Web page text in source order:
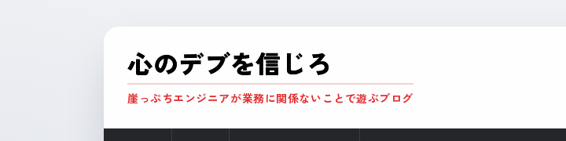
心のデブを信じろ
崖っぷちエンジニアが業務に関係ないことで遊ぶブログ